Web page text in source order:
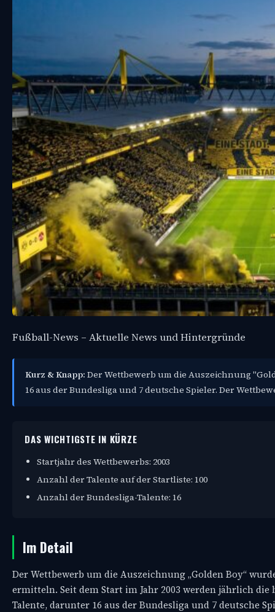
Fußball-News – Aktuelle News und Hintergründe
Kurz & Knapp: Der Wettbewerb um die Auszeichnung
16 aus der Bundesliga und 7 deutsche Spieler. Der
DAS WICHTIGSTE IN KÜRZE
Startjahr des Wettbewerbs: 2003
Anzahl der Talente auf der Startliste: 100
Anzahl der Bundesliga-Talente: 16
Im Detail
Der Wettbewerb um die Auszeichnung „Golden Boy“
ermitteln. Seit dem Start im Jahr 2003 werden jährlich die
Talente, darunter 16 aus der Bundesliga und 7 deutsche